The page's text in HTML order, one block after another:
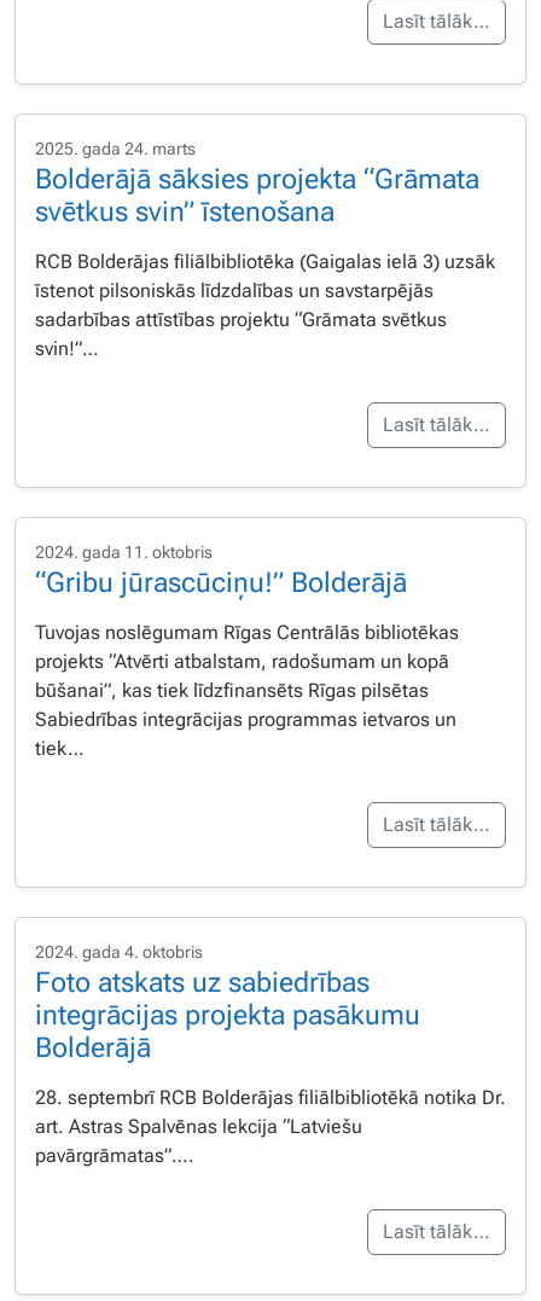
Lasīt tālāk…
2025. gada 24. marts
Bolderājā sāksies projekta “Grāmata
svētkus svin” īstenošana
RCB Bolderājas filiālbibliotēka (Gaigalas ielā 3) uzsāk
īstenot pilsoniskās līdzdalības un savstarpējās
sadarbības attīstības projektu “Grāmata svētkus
svin!”…
Lasīt tālāk…
2024. gada 11. oktobris
“Gribu jūrascūciņu!” Bolderājā
Tuvojas noslēgumam Rīgas Centrālās bibliotēkas
projekts “Atvērti atbalstam, radošumam un kopā
būšanai”, kas tiek līdzfinansēts Rīgas pilsētas
Sabiedrības integrācijas programmas ietvaros un
tiek…
Lasīt tālāk…
2024. gada 4. oktobris
Foto atskats uz sabiedrības
integrācijas projekta pasākumu
Bolderājā
28. septembrī RCB Bolderājas filiālbibliotēkā notika Dr.
art. Astras Spalvēnas lekcija “Latviešu
pavārgrāmatas”….
Lasīt tālāk…